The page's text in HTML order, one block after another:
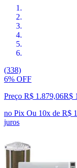
(338)
6% OFF
Preço R$ 1.879,06R$
no Pix Ou 10x de R$
juros